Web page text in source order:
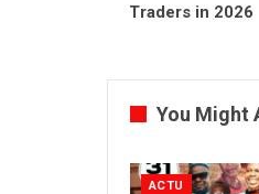
Traders in 2026
You Might
ACTU